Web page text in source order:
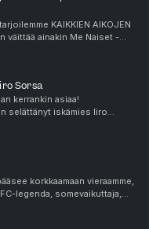
KAIKKIEN AIKOJEN
väittää ainakin Me Naiset -
vai löytyykö Iskät-
Sorsa
kerrankin asiaa!
selättänyt iskämies Iiro
ISKÄT Podcastin kuuntelija
korkkaamaan vieraamme,
legenda, somevaikuttaja,
ja huikea iskämies Teemu